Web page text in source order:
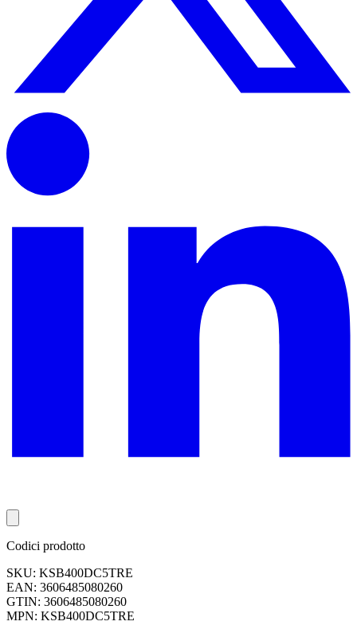
Codici prodotto
SKU: KSB400DC5TRE
EAN: 3606485080260
GTIN: 3606485080260
MPN: KSB400DC5TRE